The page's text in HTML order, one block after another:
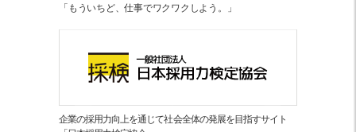
「もういちど、仕事でワクワクしよう。」
企業の採用力向上を通じて社会全体の発展を目指すサイト